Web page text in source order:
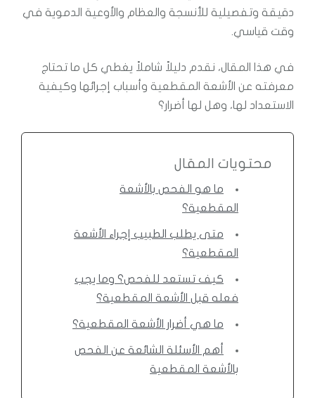
دقيقة وتفصيلية للأنسجة والعظام والأوعية الدموية في
وقت قياسي.
في هذا المقال، نقدم دليلاً شاملاً يغطي كل ما تحتاج
معرفته عن الأشعة المقطعية وأسباب إجرائها وكيفية
الاستعداد لها، وهل لها أضرار؟
محتويات المقال
ما هو الفحص بالأشعة
المقطعية؟
متى يطلب الطبيب إجراء الأشعة
المقطعية؟
كيف تستعد للفحص؟ وما يجب
فعله قبل الأشعة المقطعية؟
ما هي أضرار الأشعة المقطعية؟
أهم الأسئلة الشائعة عن الفحص
بالأشعة المقطعية